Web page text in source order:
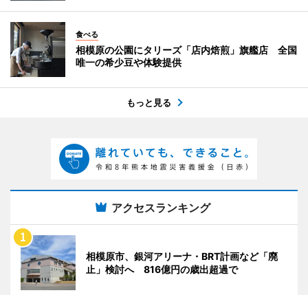
食べる
相模原の公園にタリーズ「店内焙煎」旗艦店 全国
唯一の希少豆や体験提供
もっと見る
アクセスランキング
相模原市、銀河アリーナ・BRT計画など「廃
止」検討へ 816億円の歳出超過で